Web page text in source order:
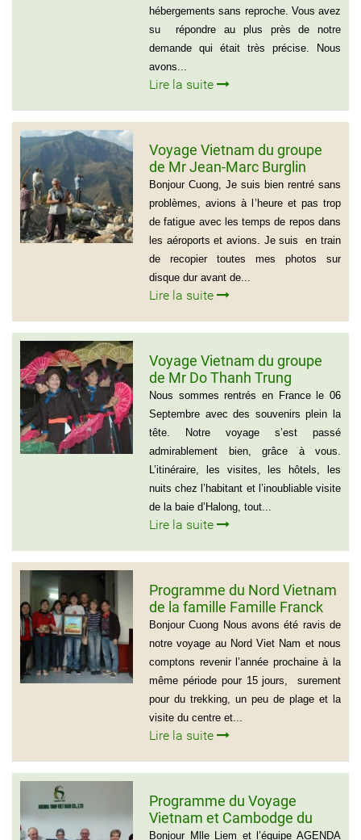
hébergements sans reproche. Vous avez
su répondre au plus près de notre
demande qui était très précise. Nous
avons...
Lire la suite
Voyage Vietnam du groupe
de Mr Jean-Marc Burglin
(Groupe de 9 personnes)
Bonjour Cuong, Je suis bien rentré sans
problèmes, avions à l’heure et pas trop
de fatigue avec les temps de repos dans
les aéroports et avions. Je suis en train
de recopier toutes mes photos sur
disque dur avant de...
Lire la suite
Voyage Vietnam du groupe
de Mr Do Thanh Trung
Nous sommes rentrés en France le 06
Septembre avec des souvenirs plein la
tête. Notre voyage s’est passé
admirablement bien, grâce à vous.
L’itinéraire, les visites, les hôtels, les
nuits chez l’habitant et l’inoubliable visite
de la baie d’Halong, tout...
Lire la suite
Programme du Nord Vietnam
de la famille Famille Franck
Alvarez ( Voyage Vietnam
Nord 10 jours)
Bonjour Cuong Nous avons été ravis de
notre voyage au Nord Viet Nam et nous
comptons revenir l’année prochaine à la
même période pour 15 jours, surement
pour du trekking, un peu de plage et la
visite du centre et...
Lire la suite
Programme du Voyage
Vietnam et Cambodge du
group de Mr LACROIX (6
Bonjour Mlle Liem et l’équipe AGENDA